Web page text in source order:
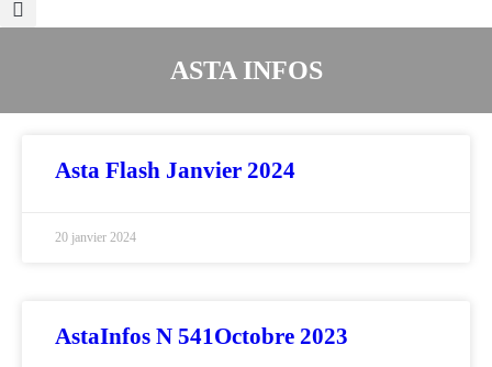
ASTA INFOS
Asta Flash Janvier 2024
20 janvier 2024
AstaInfos N 541Octobre 2023